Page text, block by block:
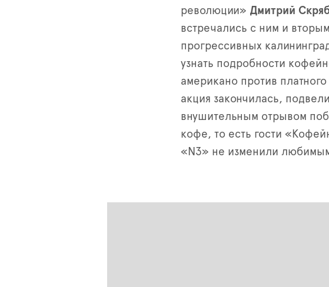
революции» Дмитрий
встречались с ним и
прогрессивных
узнать подробности
американо против
акция закончилась,
внушительным отрывом
кофе, то есть гости
« N 3» не изменили